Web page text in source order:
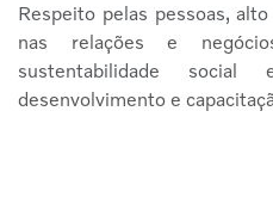
Respeito pelas pessoas,
nas relações e
sustentabilidade
desenvolvimento e